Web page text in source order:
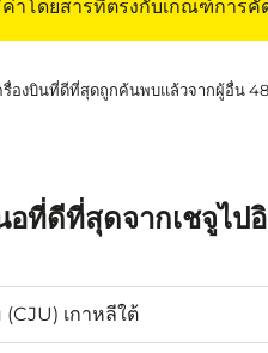
าโดยสารที่ตรงกับเกณฑ์การ
รื่องบินที่ดีที่สุดถูกค้นพบแล้วจากผู้อื่น
อที่ดีที่สุดจากเชจูไป